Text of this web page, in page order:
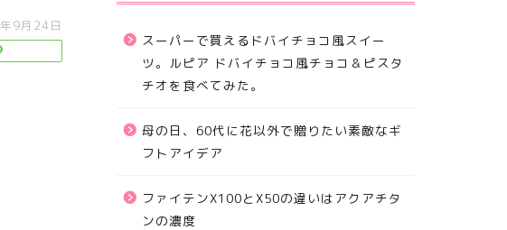
9月24日
スーパーで買えるドバイチョコ風スイー
ツ。ルピア ドバイチョコ風チョコ＆ピスタ
チオを食べてみた。
母の日、60代に花以外で贈りたい素敵なギ
フトアイデア
ファイテンX100とX50の違いはアクアチタ
ンの濃度